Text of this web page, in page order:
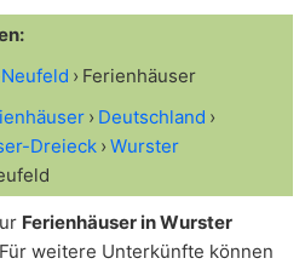
Ferienhäuser
Deutschland
Dreieck Wurster
Ferienhäuser in Wurster
weitere Unterkünfte können